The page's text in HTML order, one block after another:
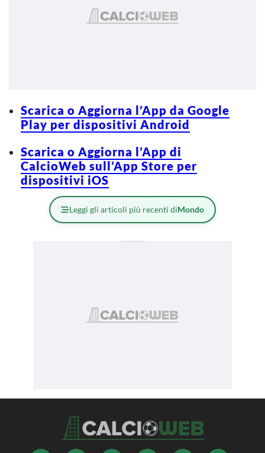
Scarica o Aggiorna l’App da Google
Play per dispositivi Android
Scarica o Aggiorna l’App di
CalcioWeb sull’App Store per
dispositivi iOS
Leggi gli articoli più recenti diMondo